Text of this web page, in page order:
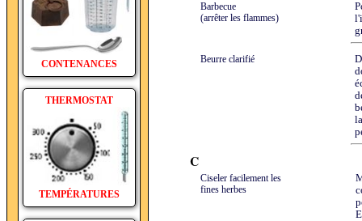
CONTENANCES
THERMOSTAT
TEMPÉRATURES
Barbecue
(arrêter les flammes)
Beurre clarifié
C
Ciseler facilement les
fines herbes